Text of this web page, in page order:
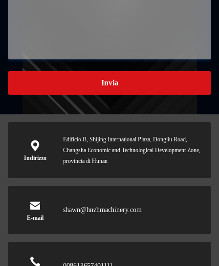
Invia
Indirizzo
Edificio B, Shijing International Plaza, Dongliu Road,
Changsha Economic and Technological Development Zone,
provincia di Hunan
E-mail
shawn@hnzhmachinery.com